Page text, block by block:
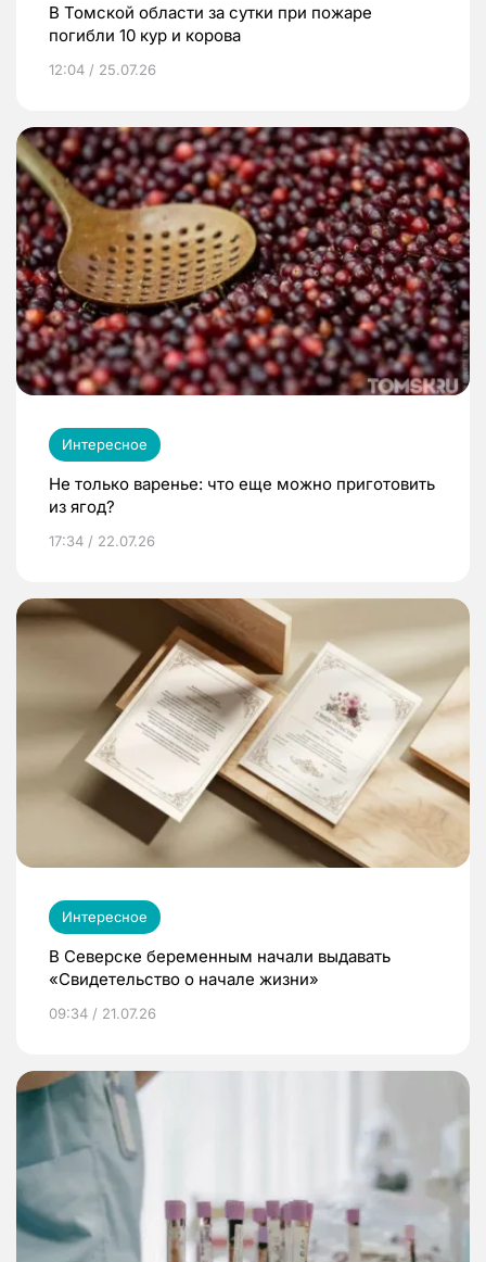
В Томской области за сутки при пожаре
погибли 10 кур и корова
12:04 / 25.07.26
Интересное
Не только варенье: что еще можно приготовить
из ягод?
17:34 / 22.07.26
Интересное
В Северске беременным начали выдавать
«Свидетельство о начале жизни»
09:34 / 21.07.26